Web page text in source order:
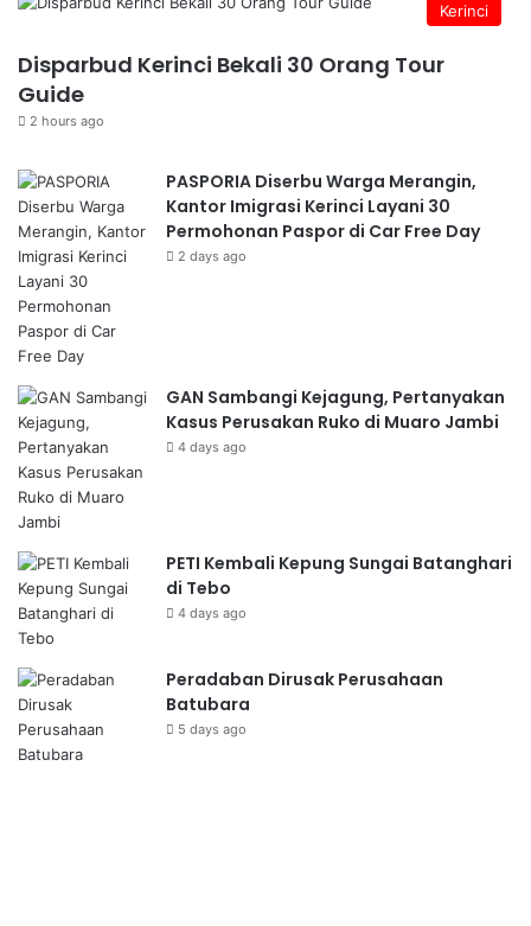
Kerinci
Disparbud Kerinci Bekali 30 Orang Tour
Guide
2 hours ago
PASPORIA Diserbu Warga Merangin,
Kantor Imigrasi Kerinci Layani 30
Permohonan Paspor di Car Free Day
2 days ago
GAN Sambangi Kejagung, Pertanyakan
Kasus Perusakan Ruko di Muaro Jambi
4 days ago
PETI Kembali Kepung Sungai Batanghari
di Tebo
4 days ago
Peradaban Dirusak Perusahaan
Batubara
5 days ago